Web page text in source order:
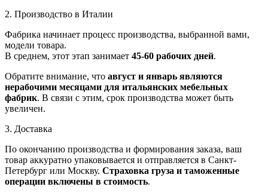
2. Производство в Италии
Фабрика начинает процесс производства, выбранной вами,
модели товара.
В среднем, этот этап занимает 45-60 рабочих дней.
Обратите внимание, что август и январь являются
нерабочими месяцами для итальянских мебельных
фабрик. В связи с этим, срок производства может быть
увеличен.
3. Доставка
По окончанию производства и формирования заказа, ваш
товар аккуратно упаковывается и отправляется в Санкт-
Петербург или Москву. Страховка груза и таможенные
операции включены в стоимость.